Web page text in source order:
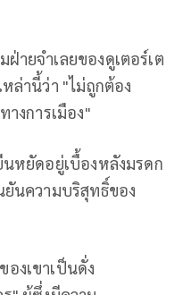
ายจำเลยของดูเตอร์เต
ล่านี้ว่า "ไม่ถูกต้อง
างการเมือง"
หยัดอยู่เบื้องหลังมรดก
ยันความบริสุทธิ์ของ
งเขาเป็นดั่ง